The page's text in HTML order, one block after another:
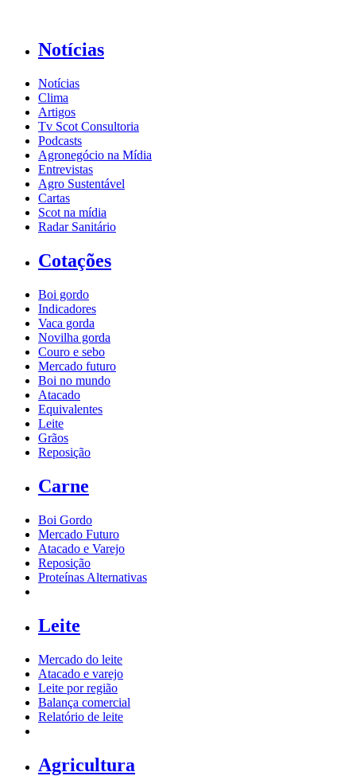
Notícias
Notícias
Clima
Artigos
Tv Scot Consultoria
Podcasts
Agronegócio na Mídia
Entrevistas
Agro Sustentável
Cartas
Scot na mídia
Radar Sanitário
Cotações
Boi gordo
Indicadores
Vaca gorda
Novilha gorda
Couro e sebo
Mercado futuro
Boi no mundo
Atacado
Equivalentes
Leite
Grãos
Reposição
Carne
Boi Gordo
Mercado Futuro
Atacado e Varejo
Reposição
Proteínas Alternativas
Leite
Mercado do leite
Atacado e varejo
Leite por região
Balança comercial
Relatório de leite
Agricultura